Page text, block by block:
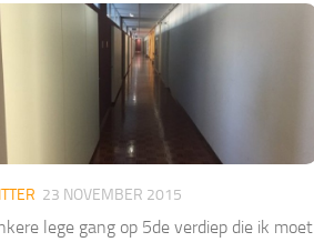
23 NOVEMBER 2015
lege gang op 5de verdiep die ik moet